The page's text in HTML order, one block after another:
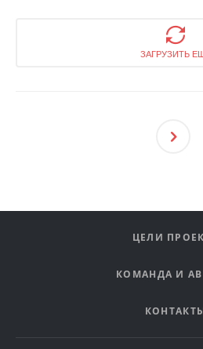
ЗАГРУЗИТЬ
Ующ
ЦЕЛИ
КОМАНДА И